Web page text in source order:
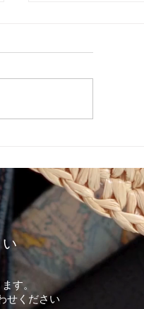
リボンマルシェ
します。
す。
せください